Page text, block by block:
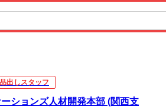
品出しスタッフ
ションズ人材開発本部 (関西支